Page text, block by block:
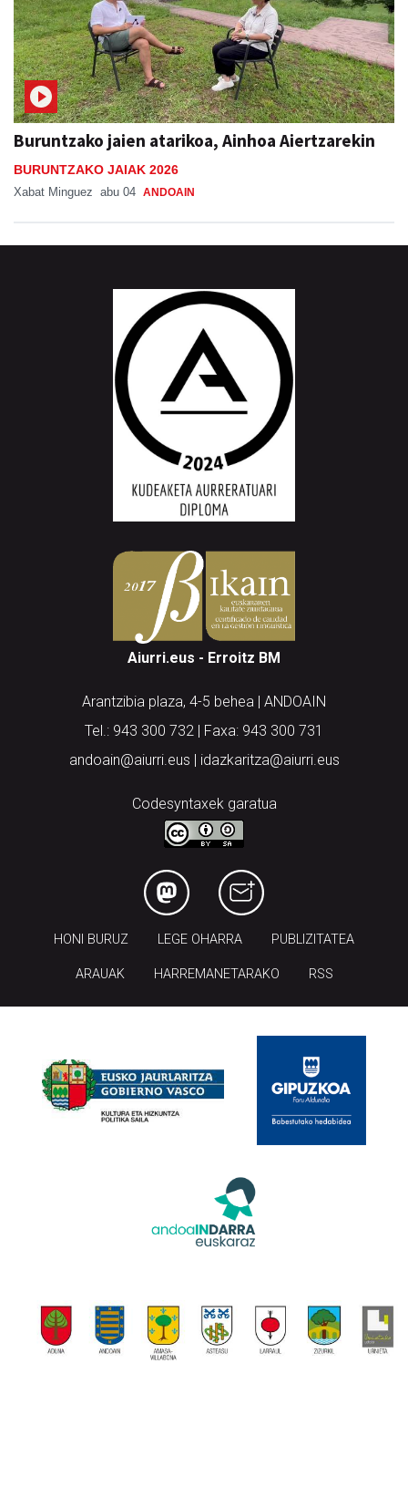
Buruntzako jaien atarikoa, Ainhoa Aiertzarekin
BURUNTZAKO JAIAK 2026
Xabat Minguez abu 04 ANDOAIN
Aiurri.eus - Erroitz BM
Arantzibia plaza, 4-5 behea | ANDOAIN
Tel.: 943 300 732 | Faxa: 943 300 731
andoain@aiurri.eus | idazkaritza@aiurri.eus
Codesyntaxek garatua
HONI BURUZ LEGE OHARRA PUBLIZITATEA
ARAUAK HARREMANETARAKO RSS